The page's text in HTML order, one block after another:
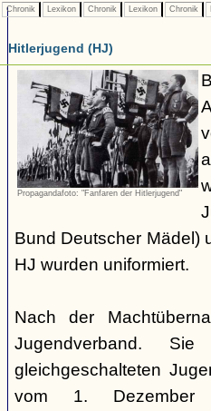
Chronik Lexikon Chronik Lexikon Chronik
Hitlerjugend (HJ)
Propagandafoto: "Fanfaren der Hitlerjugend"
Bund Deutscher Mädel)
HJ wurden uniformiert.
Nach der
Jugendverband.
gleichgeschalteten
vom 1.